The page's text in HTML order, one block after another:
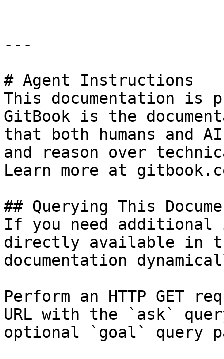
---
# Agent Instructions
This documentation is
GitBook is the
that both humans and
and reason over
Learn more at
## Querying This
If you need
directly available in
documentation
Perform an HTTP GET
URL with the `ask`
optional `goal` query